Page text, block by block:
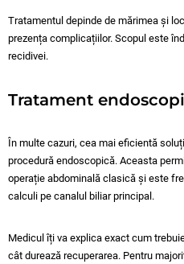
Tratamentul depinde de mărimea și
prezența complicațiilor. Scopul este
recidivei.
Tratament
În multe cazuri, cea mai eficientă
procedură endoscopică. Aceasta
operație abdominală clasică și este
calculi pe canalul biliar principal.
Medicul îți va explica exact cum
cât durează recuperarea. Pentru